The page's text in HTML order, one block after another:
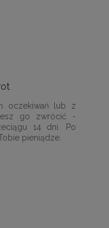
oczekiwań lub z
go zwrócić -
14 dni. Po
pieniądze.